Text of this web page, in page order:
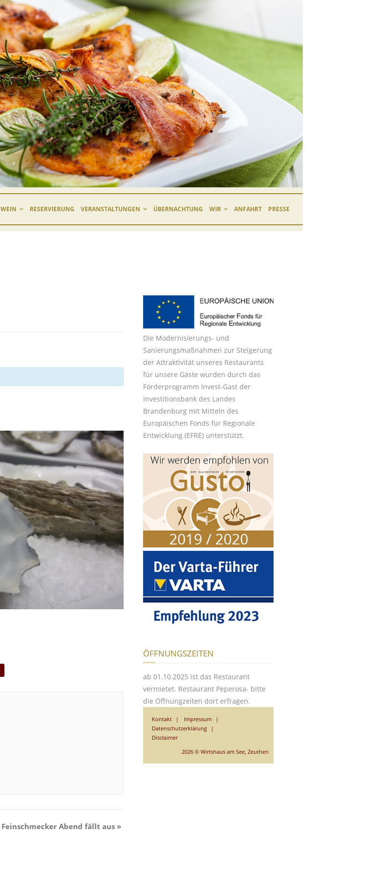
WEIN RESERVIERUNG VERANSTALTUNGEN ÜBERNACHTUNG WIR ANFAHRT PRESSE
Feinschmecker Abend fällt aus »
Die Modernisierungs- und
Sanierungsmaßnahmen zur Steigerung
der Attraktivität unseres Restaurants
für unsere Gäste wurden durch das
Förderprogramm Invest-Gast der
Investitionsbank des Landes
Brandenburg mit Mitteln des
Europäischen Fonds für Regionale
Entwicklung (EFRE) unterstützt.
ÖFFNUNGSZEITEN
ab 01.10.2025 ist das Restaurant
vermietet. Restaurant Peperosa- bitte
die Öffnungzeiten dort erfragen.
Kontakt
Impressum
Datenschutzerklärung
Disclaimer
2026 © Wirtshaus am See, Zeuthen